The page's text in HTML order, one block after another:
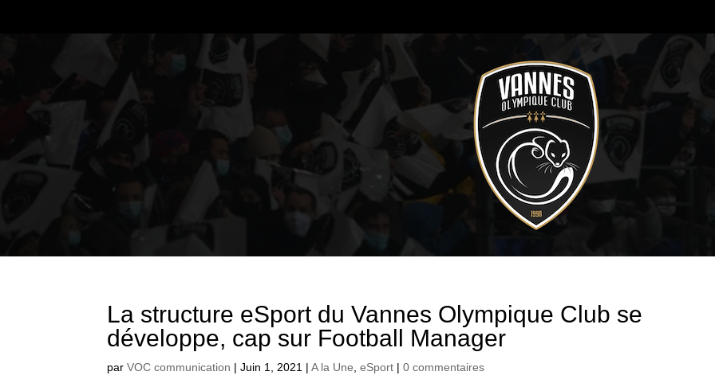
La structure eSport du Vannes Olympique Club se
développe, cap sur Football Manager
parVOC communication |Juin 1, 2021 |A la Une,eSport |0 commentaires